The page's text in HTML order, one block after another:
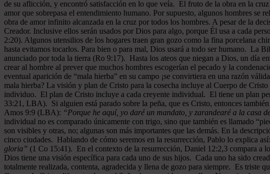
de su aflicción, y encontró satisfacción en lo que veía. El fruto de la obra en la
amor que sobrepasa el entendimiento humano. Por supuesto, algunos hombres
obra de amor infinito alcanzada en la cruz por todos los hombres. A pesar de la
Creador. Inclusive ellos serán usados por Dios para algo, porque Él usa a cada
2:20). Algunos utensilios de los hogares traen gran gozo como la fina porcelana
hasta evitamos tocarlos. Para bien o para mal, Dios usará a todo ser humano. La
anunciado por toda la tierra (Ro 9:17). Hasta los ateos que niegan a Dios, un día
crear al hombre al prever que muchos hombres escogerían el pecado y la
eventual aparición de “mala hierba” en su campo ¡se convirtiera en una razón
mala hierba? La visión y plan de Cristo para la cosecha incluye al Cuerpo de
individuo. El plan de Cristo incluye a cada creyente individual. El tiene un plan
33:21, LBA). Si alguien está parado sobre la peña, que es Cristo, entonces
Amos 9:9 (LBA): “Porque he aquí, yo daré un mandato, y zarandearé a la casa
individual no es comparado únicamente con trigo, sino que también es llamado
son visibles y otras, no; algunas son más importantes que las demás. En la
cinco ciudades. Hablando de cómo seremos en la resurrección, Pablo lo explica así:
gloria” (1 Co 15:41). En el contexto de la resurrección, Daniel 12:2,3 compara a
Dios tiene una visión específica para cada uno de sus hijos. Cada uno ha sido
totalmente realizada, contenta, agradecida y llena de gozo para siempre. Es triste